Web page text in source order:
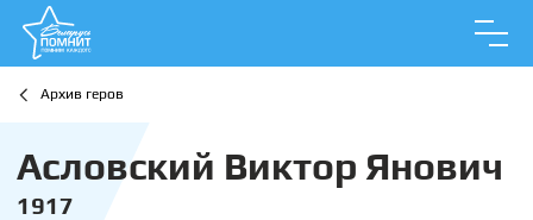
Архив геров
Асловский Виктор Янович
1917